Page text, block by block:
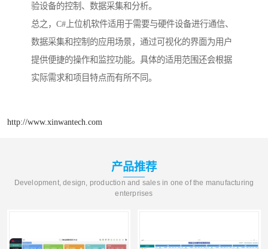
验设备的控制、数据采集和分析。
总之，C#上位机软件适用于需要与硬件设备进行通信、
数据采集和控制的应用场景，通过可视化的界面为用户
提供便捷的操作和监控功能。具体的适用范围还会根据
实际需求和项目特点而有所不同。
http://www.xinwantech.com
产品推荐
Development, design, production and sales in one of the manufacturing
enterprises